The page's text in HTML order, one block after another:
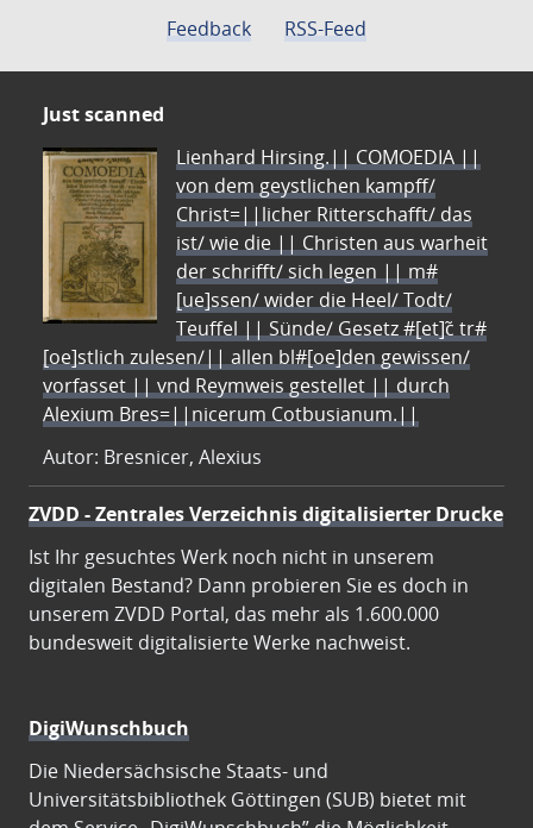
Feedback
RSS-Feed
Just scanned
Lienhard Hirsing.|| COMOEDIA ||
von dem geystlichen kampff/
Christ=||licher Ritterschafft/ das
ist/ wie die || Christen aus warheit
der schrifft/ sich legen || m#
[ue]ssen/ wider die Heel/ Todt/
Teuffel || Sünde/ Gesetz #[et]c̃ tr#
[oe]stlich zulesen/|| allen bl#[oe]den gewissen/
vorfasset || vnd Reymweis gestellet || durch
Alexium Bres=||nicerum Cotbusianum.||
Autor: Bresnicer, Alexius
ZVDD - Zentrales Verzeichnis digitalisierter Drucke
Ist Ihr gesuchtes Werk noch nicht in unserem
digitalen Bestand? Dann probieren Sie es doch in
unserem ZVDD Portal, das mehr als 1.600.000
bundesweit digitalisierte Werke nachweist.
DigiWunschbuch
Die Niedersächsische Staats- und
Universitätsbibliothek Göttingen (SUB) bietet mit